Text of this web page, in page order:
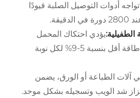
أدوات التوصيل الصلبة قيودًا
يؤدي احتكاك المحمل
السفلي إلى استهلاك طاقة أقل بنسبة 5-9% لكل نوبة
آلات الطباعة أو الورق، يضمن
شد الويب وتسجيله بشكل موحد.